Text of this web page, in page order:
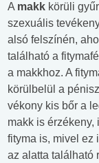
A makk körüli
szexuális
alsó felszínén,
található a
a makkhoz. A
körülbelül a
vékony kis bőr a
makk is érzékeny,
fityma is, mivel ez
az alatta található